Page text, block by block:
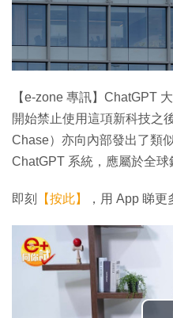
【e-zone 專訊】ChatGPT
開始禁止使用這項新科技之
Chase）亦向內部發出了類
ChatGPT 系統，應屬於全球
即刻 【按此】 ，用 App 睇